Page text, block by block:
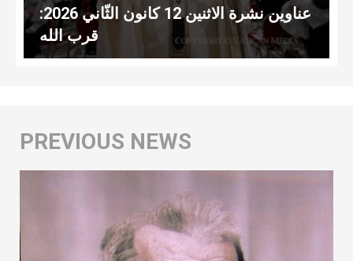
عناوين نشرة الاثنين 12 كانون الثّاني 2026:
قرب الله